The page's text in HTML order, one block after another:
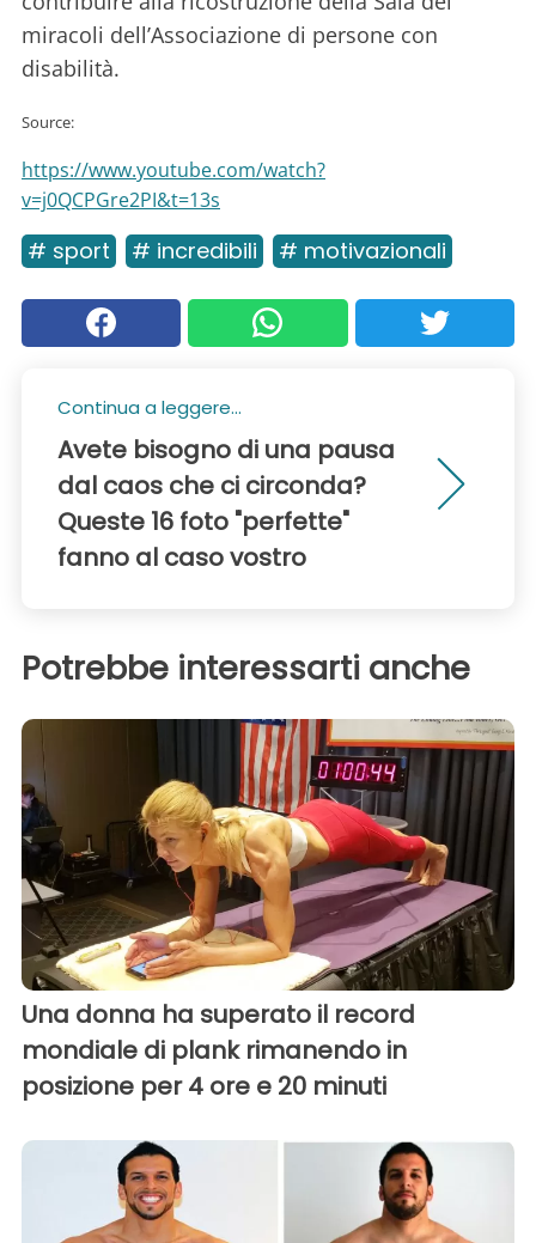
miracoli dell’Associazione di persone con
disabilità.
Source:
https://www.youtube.com/watch?
v=j0QCPGre2PI&t=13s
# sport # incredibili # motivazionali
Continua a leggere...
Avete bisogno di una pausa
dal caos che ci circonda?
Queste 16 foto "perfette"
fanno al caso vostro
Potrebbe interessarti anche
Una donna ha superato il record
mondiale di plank rimanendo in
posizione per 4 ore e 20 minuti